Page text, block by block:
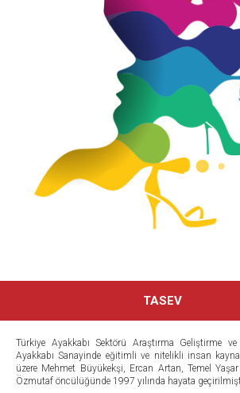
TASEV
Türkiye Ayakkabı Sektörü Araştırma Geliştirme
Ayakkabı Sanayinde eğitimli ve nitelikli insan
üzere Mehmet Büyükekşi, Ercan Artan, Temel
Özmutaf öncülüğünde 1997 yılında hayata